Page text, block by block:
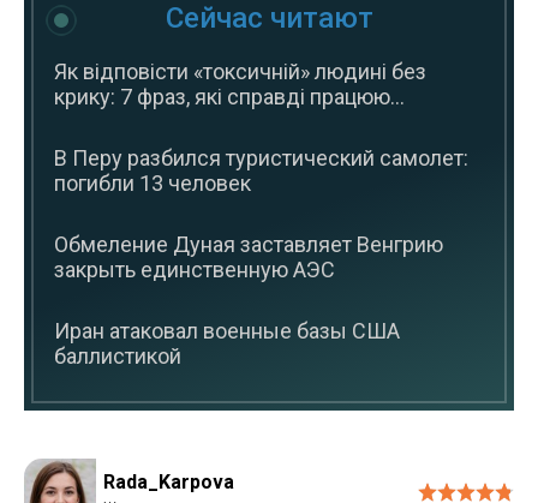
Сейчас читают
Як відповісти «токсичній» людині без
крику: 7 фраз, які справді працюю...
В Перу разбился туристический самолет:
погибли 13 человек
Обмеление Дуная заставляет Венгрию
закрыть единственную АЭС
Иран атаковал военные базы США
баллистикой
Rada_Karpova